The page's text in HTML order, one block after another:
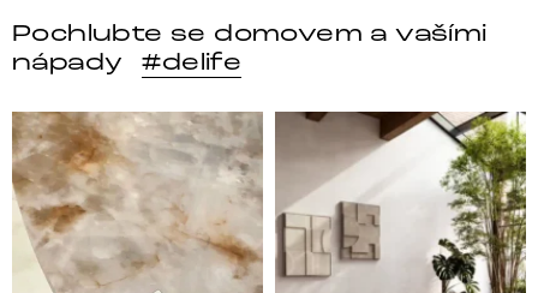
Pochlubte se domovem a vašími
nápady
#delife
DELIFE – Nábytek, který promění dům v domov. Domo
Místo, kam se budeš těšit